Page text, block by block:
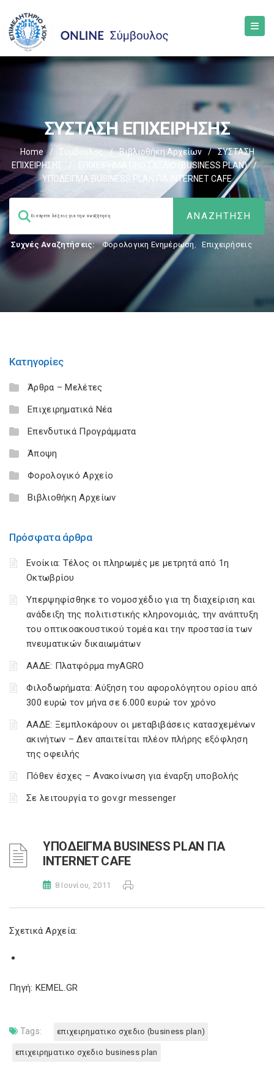
ΣΥΣΤΑΣΗ ΕΠΙΧΕΙΡΗΣΗΣ
Home / Σύμβουλος / Βιβλιοθήκη Αρχείων /
ΣΥΣΤΑΣΗ
ΕΠΙΧΕΙΡΗΣΗΣ
EΠΙΧΕΙΡΗΜΑΤΙΚΟ ΣΧΕΔΙΟ (BUSINESS PLAN)
/
ΥΠΟΔΕΙΓΜΑ BUSINESS PLAN ΓΙΑ INTERNET CAFE
Συχνές Αναζητήσεις: Φορολογικη Ενημέρωση, Επιχειρήσεις
Κατηγορίες
Άρθρα – Μελέτες
Επιχειρηματικά Νέα
Επενδυτικά Προγράμματα
Άποψη
Φορολογικό Αρχείο
Βιβλιοθήκη Αρχείων
Πρόσφατα άρθρα
Ενοίκια: Τέλος οι πληρωμές με μετρητά από 1η
Οκτωβρίου
Υπερψηφίσθηκε το νομοσχέδιο για τη διαχείριση και
ανάδειξη της πολιτιστικής κληρονομιάς, την ανάπτυξη
του οπτικοακουστικού τομέα και την προστασία των
πνευματικών δικαιωμάτων
ΑΑΔΕ: Πλατφόρμα myAGRO
Φιλοδωρήματα: Αύξηση του αφορολόγητου ορίου από
300 ευρώ τον μήνα σε 6.000 ευρώ τον χρόνο
ΑΑΔΕ: Ξεμπλοκάρουν οι μεταβιβάσεις κατασχεμένων
ακινήτων – Δεν απαιτείται πλέον πλήρης εξόφληση
της οφειλής
Πόθεν έσχες – Ανακοίνωση για έναρξη υποβολής
Σε λειτουργία το gov.gr messenger
ΥΠΟΔΕΙΓΜΑ BUSINESS PLAN ΓΙΑ
INTERNET CAFE
8 Ιουνίου, 2011
Σχετικά Αρχεία:
Πηγή: KEMEL.GR
Tags: επιχειρηματικο σχεδιο (business plan)
επιχειρηματικο σχεδιο business plan